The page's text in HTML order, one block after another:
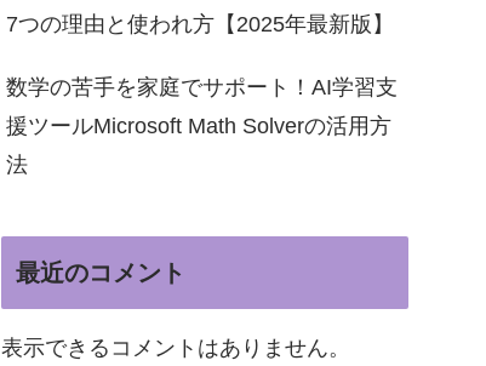
7つの理由と使われ方【2025年最新版】
数学の苦手を家庭でサポート！AI学習支
援ツールMicrosoft Math Solverの活用方
法
最近のコメント
表示できるコメントはありません。